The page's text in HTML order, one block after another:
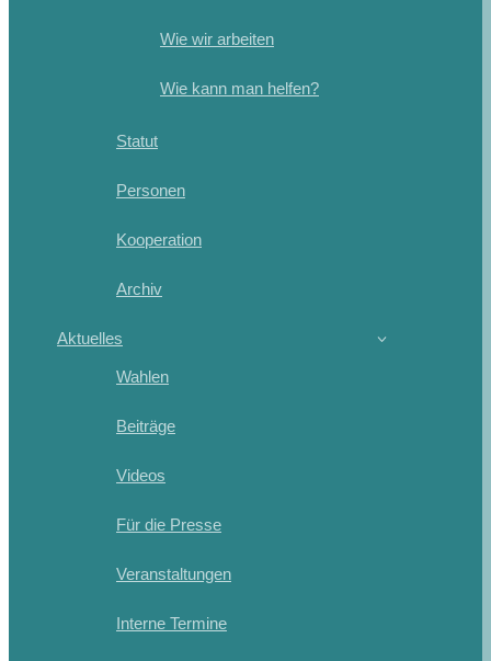
Wie wir arbeiten
Wie kann man helfen?
Statut
Personen
Kooperation
Archiv
Aktuelles
Wahlen
Beiträge
Videos
Für die Presse
Veranstaltungen
Interne Termine